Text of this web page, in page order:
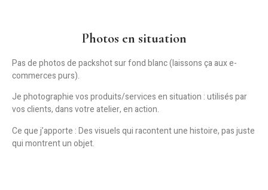
Photos en situation
Pas de photos de packshot sur fond blanc (laissons ça aux e-
commerces purs).
Je photographie vos produits/servicesen situation : utilisés par
vos clients, dans votre atelier, en action.
Ce que j’apporte :Des visuels qui racontent une histoire, pas juste
qui montrent un objet.